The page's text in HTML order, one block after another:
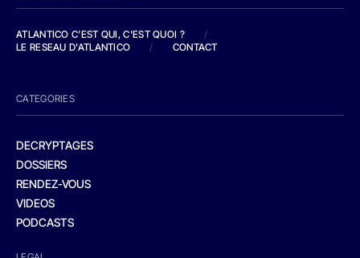
ATLANTICO C'EST QUI, C'EST QUOI ?
/
LE RESEAU D'ATLANTICO
/ CONTACT
CATEGORIES
DECRYPTAGES
DOSSIERS
RENDEZ-VOUS
VIDEOS
PODCASTS